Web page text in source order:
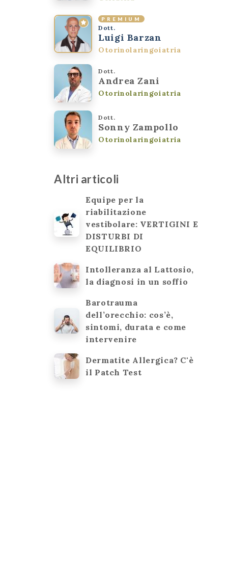
PREMIUM
Dott.
Luigi Barzan
Otorinolaringoiatria
Dott.
Andrea Zani
Otorinolaringoiatria
Dott.
Sonny Zampollo
Otorinolaringoiatria
Altri articoli
Equipe per la
riabilitazione
vestibolare: VERTIGINI E
DISTURBI DI
EQUILIBRIO
Intolleranza al Lattosio,
la diagnosi in un soffio
Barotrauma
dell’orecchio: cos’è,
sintomi, durata e come
intervenire
Dermatite Allergica? C'è
il Patch Test